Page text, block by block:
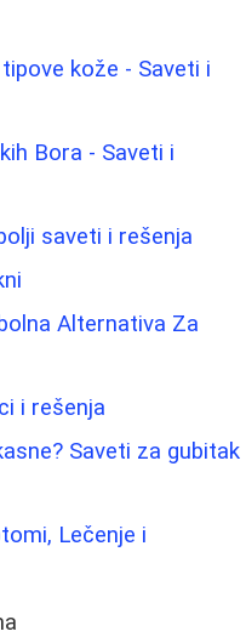
kože - Saveti i
Bora - Saveti i
saveti i rešenja
Alternativa Za
i rešenja
Saveti za gubitak
Lečenje i